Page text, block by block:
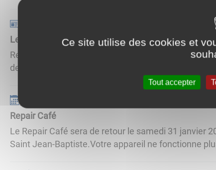
Les associations en fête, dimanche 13 septembre
Rendez-vous dimanche 13 septembre 2026 !De 10h
de Joigny organise une nouvelle édition de la Fête
Repair Café
Le Repair Café sera de retour le samedi 31 janvier
Saint Jean-Baptiste.Votre appareil ne fonctionne
Ce site utilise des cookies et
Tout accepter